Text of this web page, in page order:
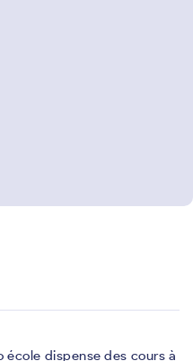
école dispense des cours à